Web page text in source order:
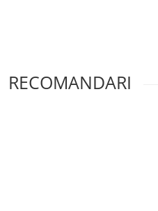
RECOMANDARI